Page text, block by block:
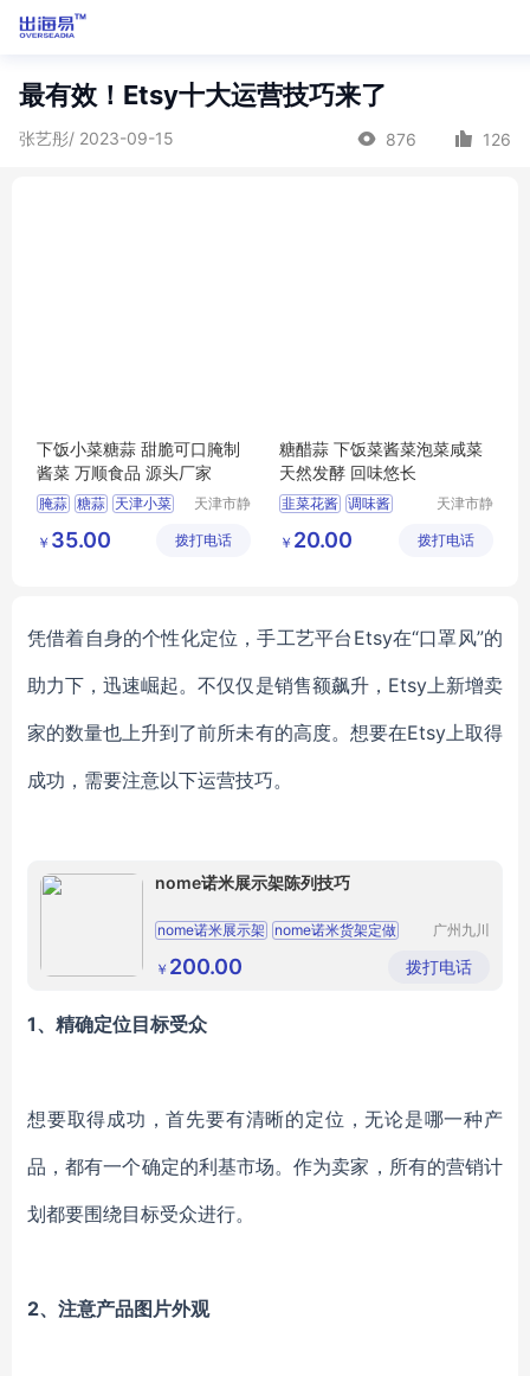
最有效！Etsy十大运营技巧来了
张艺彤/ 2023-09-15 876 126
下饭小菜糖蒜 甜脆可口腌制
酱菜 万顺食品 源头厂家
腌蒜 糖蒜 天津小菜
天津市静
食品有限
￥ 35.00 拨打电话
糖醋蒜 下饭菜酱菜泡菜咸菜
天然发酵 回味悠长
韭菜花酱 调味酱
天津市静
食品有限
￥ 20.00 拨打电话
凭借着自身的个性化定位，手工艺平台 Etsy在“口罩风”的
助力下，迅速崛起。不仅仅是销售额飙升，Etsy上新增卖
家的数量也上升到了前所未有的高度。想要在Etsy上取得
成功，需要注意以下运营技巧。
nome诺米展示架陈列技巧
nome诺米展示架 nome诺米货架定做
诺米货架
广州九川
公司
￥ 200.00 拨打电话
1、精确定位目标受众
想要取得成功，首先要有清晰的定位，无论是哪一种产
品，都有一个确定的利基市场。作为卖家，所有的营销计
划都要围绕目标受众进行。
2、注意产品图片外观